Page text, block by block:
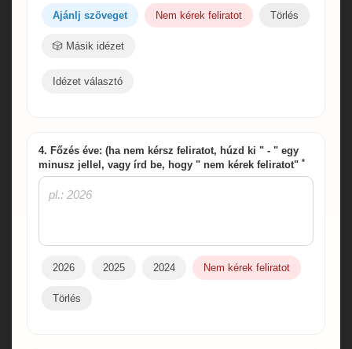
Ajánlj szöveget Nem kérek feliratot Törlés
🎲 Másik idézet
Idézet választó
4. Főzés éve: (ha nem kérsz feliratot, húzd ki " - " egy
minusz jellel, vagy írd be, hogy " nem kérek feliratot" *
2026 2025 2024 Nem kérek feliratot
Törlés